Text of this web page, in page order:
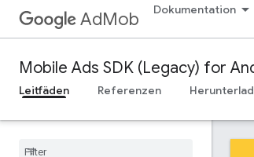
AdMob Dokumentation
Mobile Ads SDK (Legacy) for
Leitfäden Referenzen